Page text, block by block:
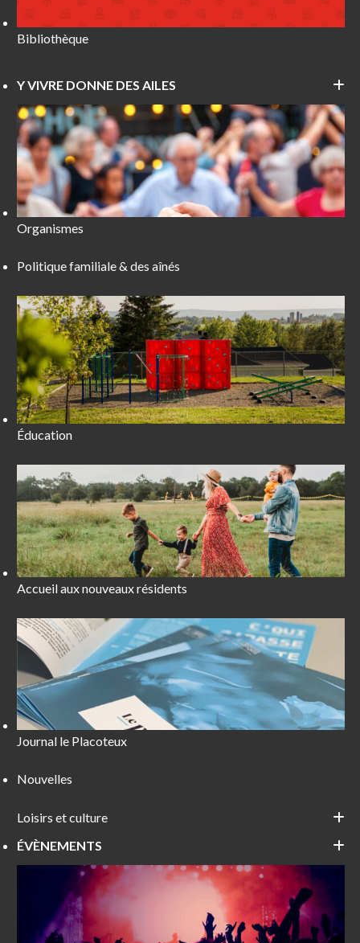
Bibliothèque
Y VIVRE DONNE DES AILES
Organismes
Politique familiale & des aînés
Éducation
Accueil aux nouveaux résidents
Journal le Placoteux
Nouvelles
Loisirs et culture
ÉVÈNEMENTS